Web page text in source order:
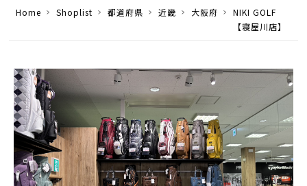
Home Shoplist 都道府県 近畿 大阪府
NIKI GOLF
【寝屋川店】